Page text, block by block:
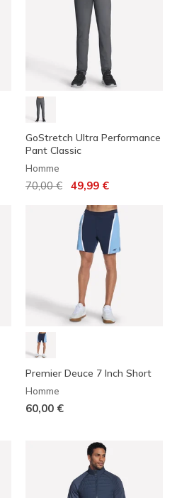
GoStretch Ultra Performance
Pant Classic
Homme
Prix réduit de
70,00 € 49,99 €
Premier Deuce 7 Inch Short
Homme
60,00 €